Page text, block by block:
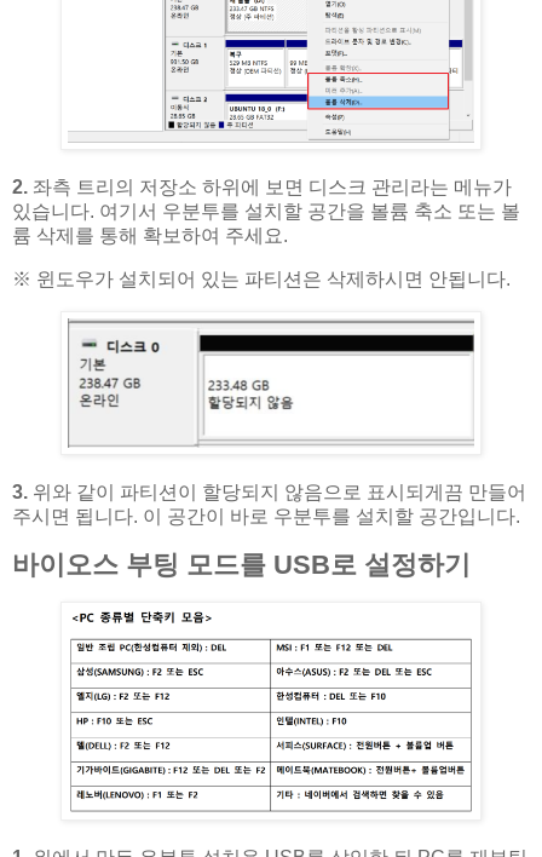
2. 좌측 트리의 저장소 하위에 보면 디스크 관리라는 메뉴가
있습니다. 여기서 우분투를 설치할 공간을 볼륨 축소 또는 볼
륨 삭제를 통해 확보하여 주세요.
※ 윈도우가 설치되어 있는 파티션은 삭제하시면 안됩니다.
3. 위와 같이 파티션이 할당되지 않음으로 표시되게끔 만들어
주시면 됩니다. 이 공간이 바로 우분투를 설치할 공간입니다.
바이오스 부팅 모드를 USB로 설정하기